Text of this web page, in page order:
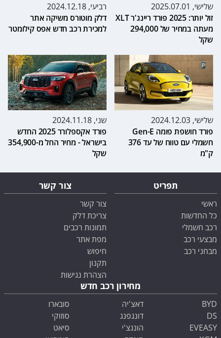
שלישי, 2025.07.01
זול יותר: 2025 פורד ריינג'ר XLT
מעתה במחיר של 294,000
שקל
רביעי, 2024.12.18
דלק מוטורס משיקה אתר
למכירת רכב חדש אפס קילומטר
שלישי, 2024.12.03
פורד חושפת פומה Gen-E
חשמלי עם טווח של עד 376
ק"מ
שני, 2024.11.18
פורד אקספלורר 2025 החדש
בישראל - מחיר החל מ-354,900
שקל
תפריט
ראשי
כל החדשות
רכב חשמלי
מבצעי רכב
מבחני רכב
צור קשר
צור קשר
צריכת דלק
תמונות רכבים
מפת אתר
חיפוש
תקנון
הצהרת נגישות
מחירון רכב חדש
BYD
DS
EVEASY
דאצ'יה
דונגפנג
הונגצ'י
סובארו
סוזוקי
סיאט